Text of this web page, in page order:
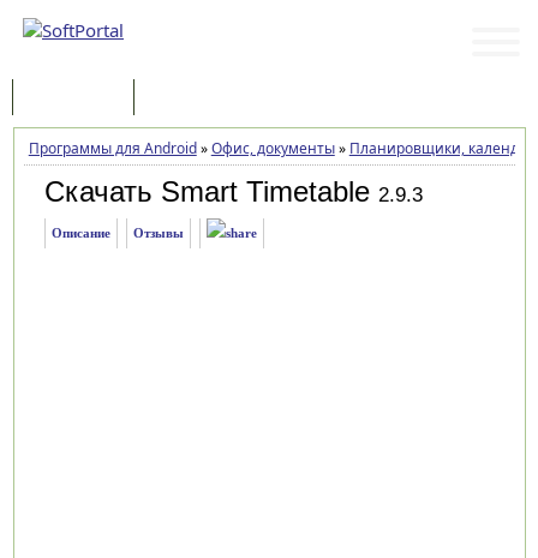
Программы для Android»Офис, документы» Планировщики,
Скачать Smart Timetable 2.9.3
Описание Отзывы